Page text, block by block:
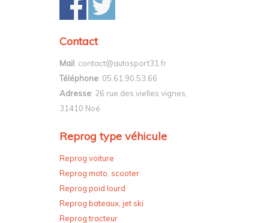
Contact
Mail: contact@autosport31.fr
Téléphone: 05.61.90.53.66
Adresse: 26 rue des vielles vignes,
31410 Noé
Reprog type véhicule
Reprog voiture
Reprog moto, scooter
Reprog poid lourd
Reprog bateaux, jet ski
Reprog tracteur